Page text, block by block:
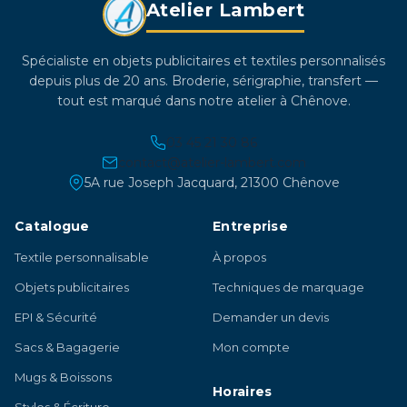
produit
Atelier Lambert
Spécialiste en objets publicitaires et textiles personnalisés
depuis plus de 20 ans. Broderie, sérigraphie, transfert —
tout est marqué dans notre atelier à Chênove.
03 45 21 30 86
contact@atelier-lambert.com
5A rue Joseph Jacquard, 21300 Chênove
Catalogue
Textile personnalisable
Objets publicitaires
EPI & Sécurité
Sacs & Bagagerie
Mugs & Boissons
Entreprise
À propos
Techniques de marquage
Demander un devis
Mon compte
Horaires